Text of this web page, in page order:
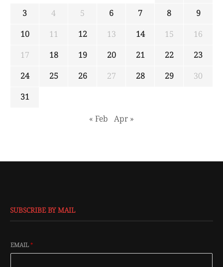
3
4 5 6 7 8
9
10
11 12 13 14 15
16
17
18 19 20 21 22
23
24
25 26 27 28 29
30
31
« Feb Apr »
SUBSCRIBE BY MAIL
EMAIL*